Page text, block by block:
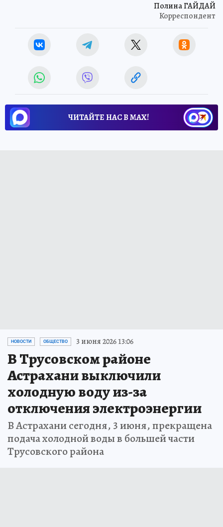
Полина ГАЙДАЙ
Корреспондент
ЧИТАЙТЕ НАС В МАХ!
НОВОСТИ ОБЩЕСТВО 3 июня 2026 13:06
В Трусовском районе
Астрахани выключили
холодную воду из-за
отключения электроэнергии
В Астрахани сегодня, 3 июня, прекращена
подача холодной воды в большей части
Трусовского района